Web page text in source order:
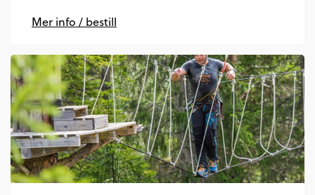
Mer info / bestill